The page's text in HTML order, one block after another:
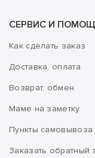
СЕРВИС И
Как сделать заказ
Доставка, оплата
Возврат, обмен
Маме на заметку
Пункты самовывоза
Заказать обратный